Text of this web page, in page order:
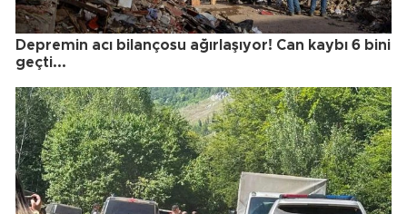
Depremin acı bilançosu ağırlaşıyor! Can kaybı 6 bini
geçti...